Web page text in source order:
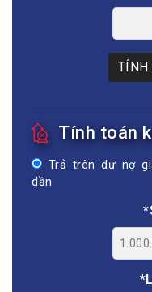
TÍNH
Tính toán
Trả trên dư nợ
dần